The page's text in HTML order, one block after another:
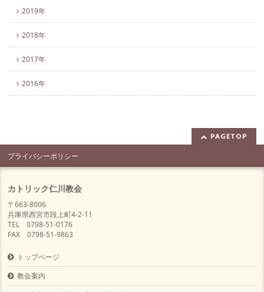
2019年
2018年
2017年
2016年
PAGETOP
プライバシーポリシー
カトリック仁川教会
〒663-8006
兵庫県西宮市段上町4-2-11
TEL 0798-51-0176
FAX 0798-51-9863
トップページ
教会案内